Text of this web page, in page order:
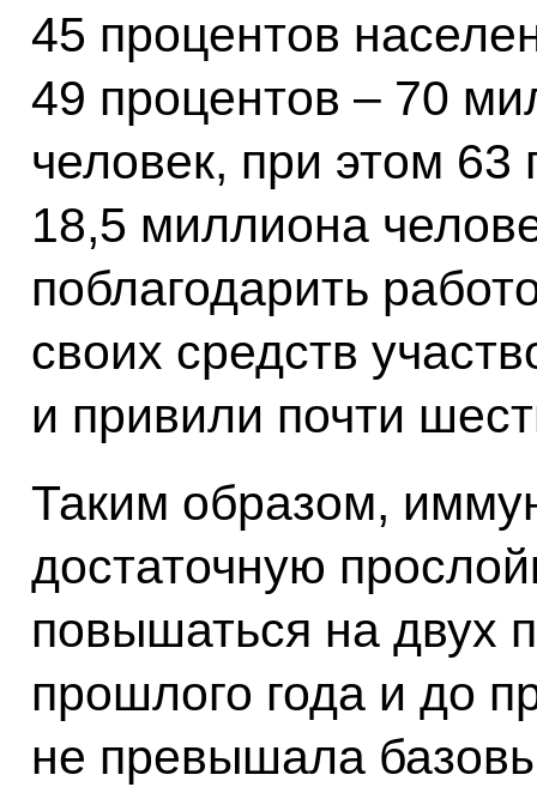
45 процентов
49 процентов – 70
человек, при этом 63
18,5 миллиона
поблагодарить
своих средств
и привили почти
Таким образом,
достаточную
повышаться на двух
прошлого года и до
не превышала